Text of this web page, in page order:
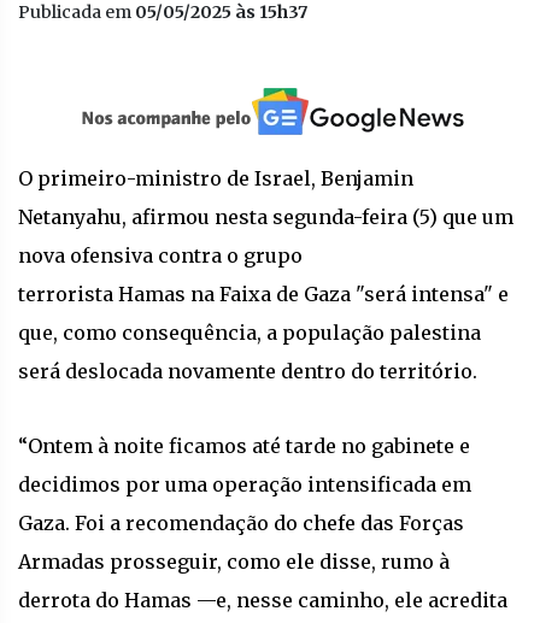
Publicada em 05/05/2025 às 15h37
O primeiro-ministro de Israel, Benjamin
Netanyahu, afirmou nesta segunda-feira (5) que um
nova ofensiva contra o grupo
terrorista Hamas na Faixa de Gaza "será intensa" e
que, como consequência, a população palestina
será deslocada novamente dentro do território.
“Ontem à noite ficamos até tarde no gabinete e
decidimos por uma operação intensificada em
Gaza. Foi a recomendação do chefe das Forças
Armadas prosseguir, como ele disse, rumo à
derrota do Hamas —e, nesse caminho, ele acredita